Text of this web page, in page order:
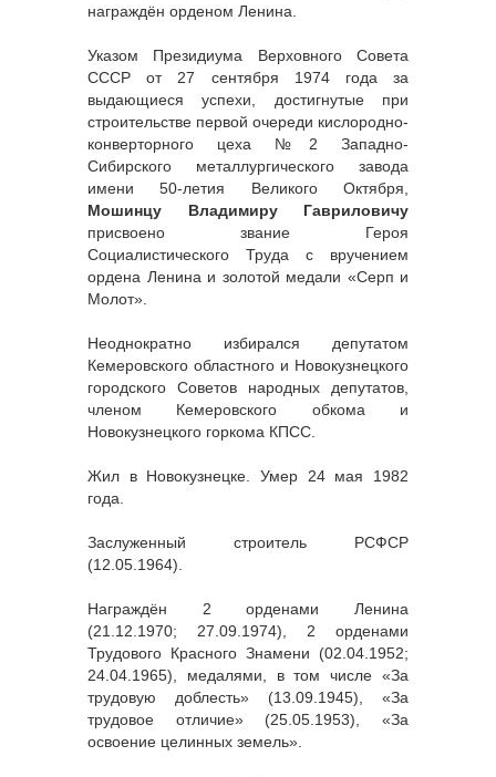
награждён орденом Ленина.
Указом Президиума Верховного Совета
СССР от 27 сентября 1974 года за
выдающиеся успехи, достигнутые при
строительстве первой очереди кислородно-
конверторного цеха №2 Западно-
Сибирского металлургического завода
имени 50-летия Великого Октября,
Мошинцу Владимиру Гавриловичу
присвоено звание Героя
Социалистического Труда с вручением
ордена Ленина и золотой медали «Серп и
Молот».
Неоднократно избирался депутатом
Кемеровского областного и Новокузнецкого
городского Советов народных депутатов,
членом Кемеровского обкома и
Новокузнецкого горкома КПСС.
Жил в Новокузнецке. Умер 24 мая 1982
года.
Заслуженный строитель РСФСР
(12.05.1964).
Награждён 2 орденами Ленина
(21.12.1970; 27.09.1974), 2 орденами
Трудового Красного Знамени (02.04.1952;
24.04.1965), медалями, в том числе «За
трудовую доблесть» (13.09.1945), «За
трудовое отличие» (25.05.1953), «За
освоение целинных земель».